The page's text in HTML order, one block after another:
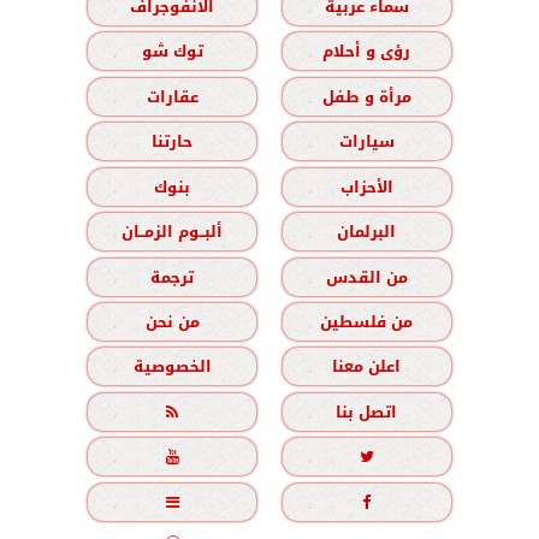
سماء عربية
الانفوجراف
رؤى و أحلام
توك شو
مرأة و طفل
عقارات
سيارات
حارتنا
الأحزاب
بنوك
البرلمان
ألبــوم الزمــان
من القدس
ترجمة
من فلسطين
من نحن
اعلن معنا
الخصوصية
اتصل بنا




